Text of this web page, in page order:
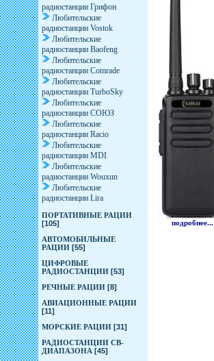
радиостанции Грифон
Любительские
радиостанции Vostok
Любительские
радиостанции Baofeng
Любительские
радиостанции Comrade
Любительские
радиостанции TurboSky
Любительские
радиостанции СОЮЗ
Любительские
радиостанции Racio
Любительские
радиостанции MDI
Любительские
радиостанции Wouxun
Любительские
радиостанции Lira
ПОРТАТИВНЫЕ РАЦИИ
[105]
АВТОМОБИЛЬНЫЕ
РАЦИИ [55]
ЦИФРОВЫЕ
РАДИОСТАНЦИИ [53]
РЕЧНЫЕ РАЦИИ [8]
АВИАЦИОННЫЕ РАЦИИ
[11]
МОРСКИЕ РАЦИИ [31]
РАДИОСТАНЦИИ CB-
ДИАПАЗОНА [45]
подробнее...